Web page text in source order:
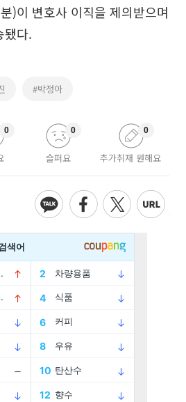
)이 변호사 이직을 제의받으며
됐다.
#박정아
0
슬퍼요
0
추가취재 원해요
0